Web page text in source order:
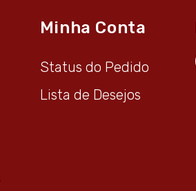
Minha Conta
Status do Pedido
Lista de Desejos